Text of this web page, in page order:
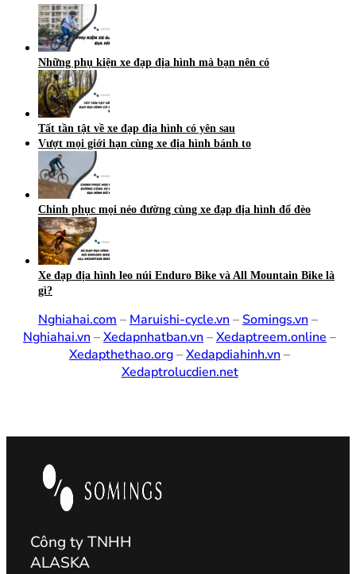
Những phụ kiện xe đạp địa hình mà bạn nên có
Tất tần tật về xe đạp địa hình có yên sau
Vượt mọi giới hạn cùng xe địa hình bánh to
Chinh phục mọi nẻo đường cùng xe đạp địa hình đổ đèo
Xe đạp địa hình leo núi Enduro Bike và All Mountain Bike là
gì?
Nghiahai.com – Maruishi-cycle.vn – Somings.vn –
Nghiahai.vn –Xedapnhatban.vn –Xedaptreem.online –
Xedapthethao.org–Xedapdiahinh.vn –
Xedaptrolucdien.net
Công ty TNHH
ALASKA